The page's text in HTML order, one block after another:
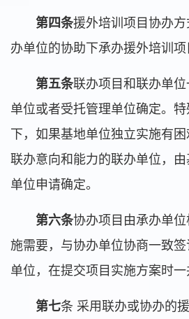
第四条援外培训项目协办
办单位的协助下承办援外培训项
第五条联办项目和联办单
单位或者受托管理单位确定。
下，如果基地单位独立实施有
联办意向和能力的联办单位，
单位申请确定。
第六条协办项目由承办单
施需要，与协办单位协商一致
单位，在提交项目实施方案时一
第七条 采用联办或协办的